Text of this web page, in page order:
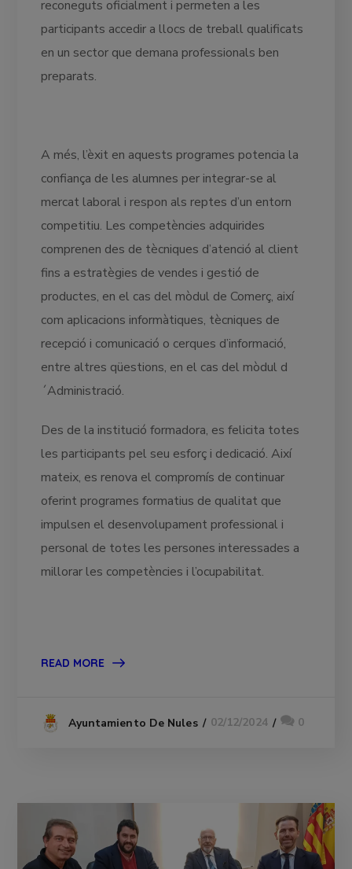
reconeguts oficialment i permeten a les
participants accedir a llocs de treball qualificats
en un sector que demana professionals ben
preparats.
A més, l’èxit en aquests programes potencia la
confiança de les alumnes per integrar-se al
mercat laboral i respon als reptes d’un entorn
competitiu. Les competències adquirides
comprenen des de tècniques d’atenció al client
fins a estratègies de vendes i gestió de
productes, en el cas del mòdul de Comerç, així
com aplicacions informàtiques, tècniques de
recepció i comunicació o cerques d’informació,
entre altres qüestions, en el cas del mòdul d
´Administració.
Des de la institució formadora, es felicita totes
les participants pel seu esforç i dedicació. Així
mateix, es renova el compromís de continuar
oferint programes formatius de qualitat que
impulsen el desenvolupament professional i
personal de totes les persones interessades a
millorar les competències i l’ocupabilitat.
READ MORE
Ayuntamiento De Nules 02/12/2024 0